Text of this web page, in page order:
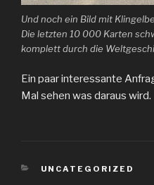
Und noch ein Bild mit
Die letzten 10 000 Karten
komplett durch die
Ein paar interessante
Mal sehen was daraus wird.
KATEGORIEN
UNCATEGORIZED